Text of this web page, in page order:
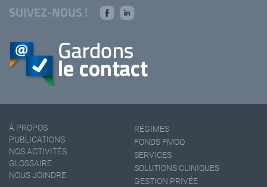
SUIVEZ-NOUS !
À PROPOS
PUBLICATIONS
NOS ACTIVITÉS
GLOSSAIRE
NOUS JOINDRE
RÉGIMES
FONDS FMOQ
SERVICES
SOLUTIONS CLINIQUES
GESTION PRIVÉE